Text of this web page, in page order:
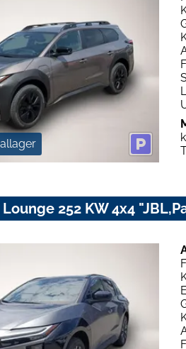
252 KW 4x4